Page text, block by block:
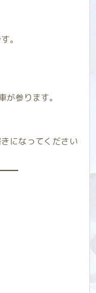
。
参ります。
になってください